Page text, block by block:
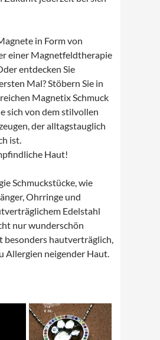
in Form von
einer Magnetfeldtherapie
entdecken Sie
Mal? Stöbern Sie in
Magnetix Schmuck
sich von dem stilvollen
der alltagstauglich
ist.
Haut!
Schmuckstücke, wie
Ohrringe und
Edelstahl
nur wunderschön
besonders hautverträglich,
Allergien neigender Haut.